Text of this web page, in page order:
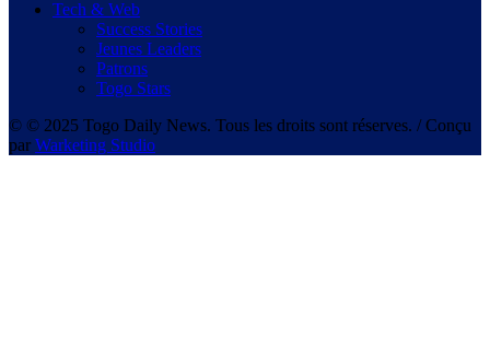
Tech & Web
Success Stories
Jeunes Leaders
Patrons
Togo Stars
© © 2025 Togo Daily News. Tous les droits sont réserves. / Conçu
par Warketing Studio